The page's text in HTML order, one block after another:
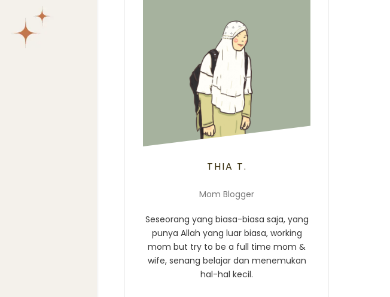
THIA T.
Mom Blogger
Seseorang yang biasa-biasa saja, yang
punya Allah yang luar biasa, working
mom but try to be a full time mom &
wife, senang belajar dan menemukan
hal-hal kecil.